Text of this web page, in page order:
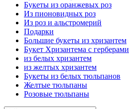
Букеты из оранжевых роз
Из пионовидных роз
Из роз и альстромерий
Подарки
Большие букеты из хризантем
Букет Хризантема с герберами
из белых хризантем
из желтых хризантем
Букеты из белых тюльпанов
Желтые тюльпаны
Розовые тюльпаны